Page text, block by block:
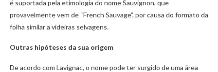
é suportada pela etimologia do nome Sauvignon, que
provavelmente vem de “French Sauvage”, por causa do formato da
folha similar a videiras selvagens.
Outras hipóteses da sua origem
De acordo com Lavignac, o nome pode ter surgido de uma área